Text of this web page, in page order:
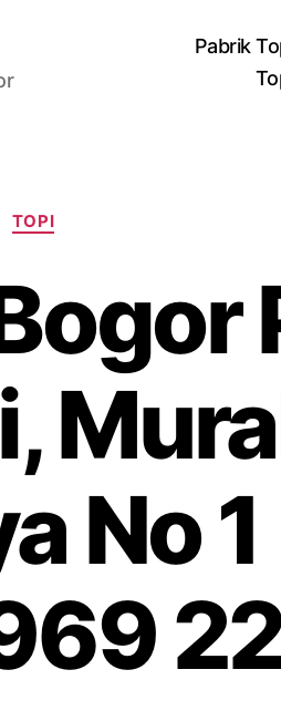
Pabrik
Categories
TOPI
No